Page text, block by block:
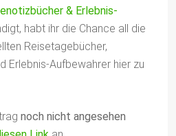
& Erlebnis-
habt ihr die Chance all die
Reisetagebücher,
Erlebnis-Aufbewahrer hier zu
noch nicht angesehen